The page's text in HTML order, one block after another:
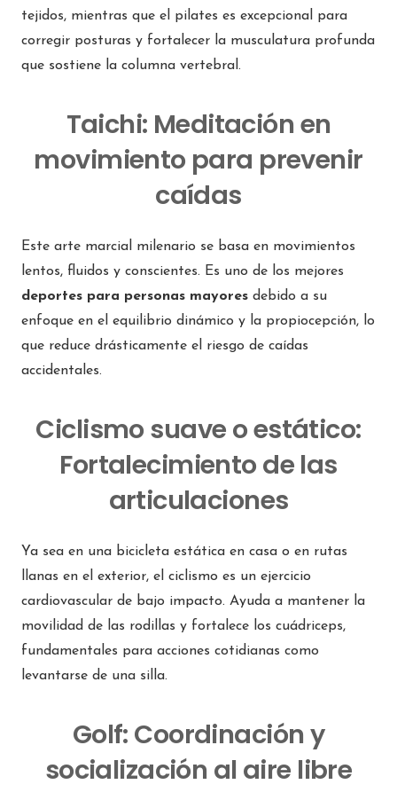
tejidos, mientras que el pilates es excepcional para
corregir posturas y fortalecer la musculatura profunda
que sostiene la columna vertebral.
Taichi: Meditación en
movimiento para prevenir
caídas
Este arte marcial milenario se basa en movimientos
lentos, fluidos y conscientes. Es uno de los mejores
deportes para personas mayores debido a su
enfoque en el equilibrio dinámico y la propiocepción, lo
que reduce drásticamente el riesgo de caídas
accidentales.
Ciclismo suave o estático:
Fortalecimiento de las
articulaciones
Ya sea en una bicicleta estática en casa o en rutas
llanas en el exterior, el ciclismo es un ejercicio
cardiovascular de bajo impacto. Ayuda a mantener la
movilidad de las rodillas y fortalece los cuádriceps,
fundamentales para acciones cotidianas como
levantarse de una silla.
Golf: Coordinación y
socialización al aire libre